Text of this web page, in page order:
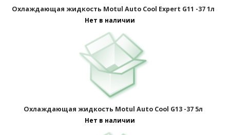
Охлаждающая жидкость Motul Auto Cool Expert G11 -37 1л
Нет в наличии
Охлаждающая жидкость Motul Auto Cool G13 -37 5л
Нет в наличии